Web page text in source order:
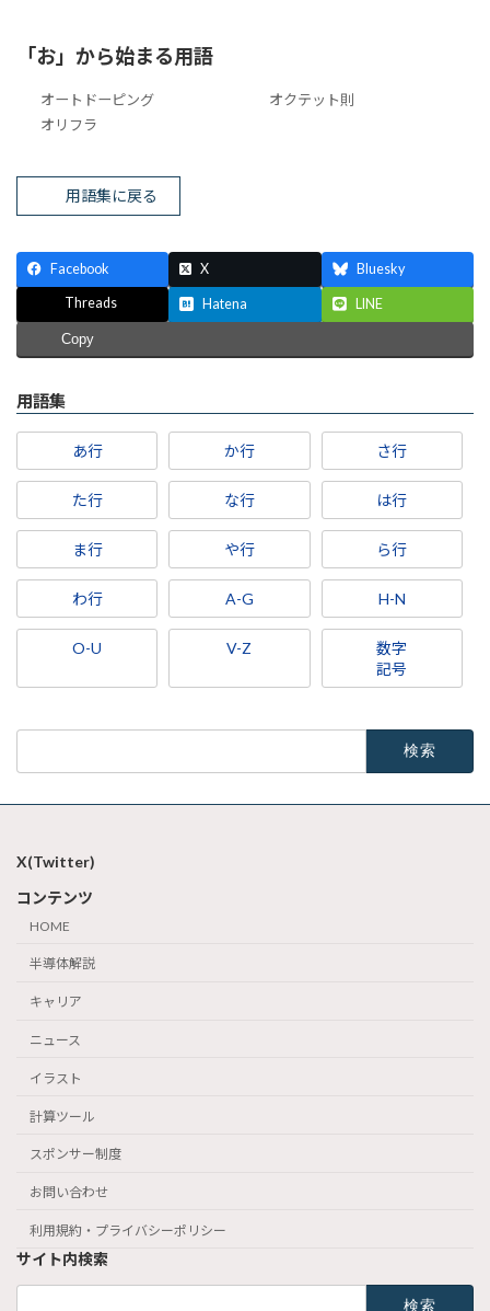
「お」から始まる用語
オートドーピング
オクテット則
オリフラ
用語集に戻る
Facebook X Bluesky
Threads Hatena LINE
Copy
用語集
あ行 か行 さ行
た行 な行 は行
ま行 や行 ら行
わ行 A-G H-N
O-U V-Z
数字
記号
X(Twitter)
コンテンツ
HOME
半導体解説
キャリア
ニュース
イラスト
計算ツール
スポンサー制度
お問い合わせ
利用規約・プライバシーポリシー
サイト内検索